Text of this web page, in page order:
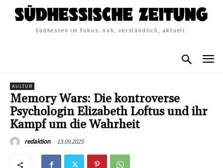
Südhessen im Fokus: nah, verständlich, aktuell.
KULTUR
Memory Wars: Die kontroverse
Psychologin Elizabeth Loftus und ihr
Kampf um die Wahrheit
redaktion 13.09.2025